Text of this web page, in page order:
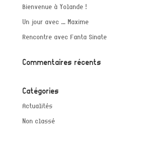
Bienvenue à Yolande !
Un jour avec … Maxime
Rencontre avec Fanta Sinate
Commentaires récents
Catégories
Actualités
Non classé